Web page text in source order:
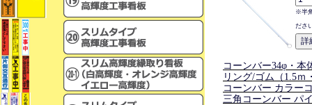
※半
ださ
コーンバー34φ・本
リング/ゴム（1.5ｍ
コーンバー カラー
三角コーンバー パ